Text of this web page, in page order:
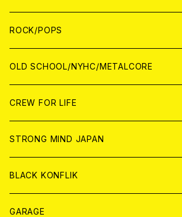
WORLD
ANALOG
CD
ANALOG
CD
ANALOG
WOLRD
CD
ANALOG
JAPAN
CD
ANALOG
WORLD
CD
ANALOG
ROCK/POPS
JAPAN
CD
ANALOG
WORLD
CD
ANALOG
OLD SCHOOL/NYHC/METALCORE
JAPAN
CD
ANALOG
WORLD
CD
ANALOG
CREW FOR LIFE
STRONG MIND JAPAN
BLACK KONFLIK
GARAGE